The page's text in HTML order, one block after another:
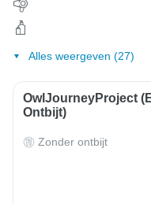
Alles weergeven (27)
OwlJourneyProject
Ontbijt)
Zonder ontbijt